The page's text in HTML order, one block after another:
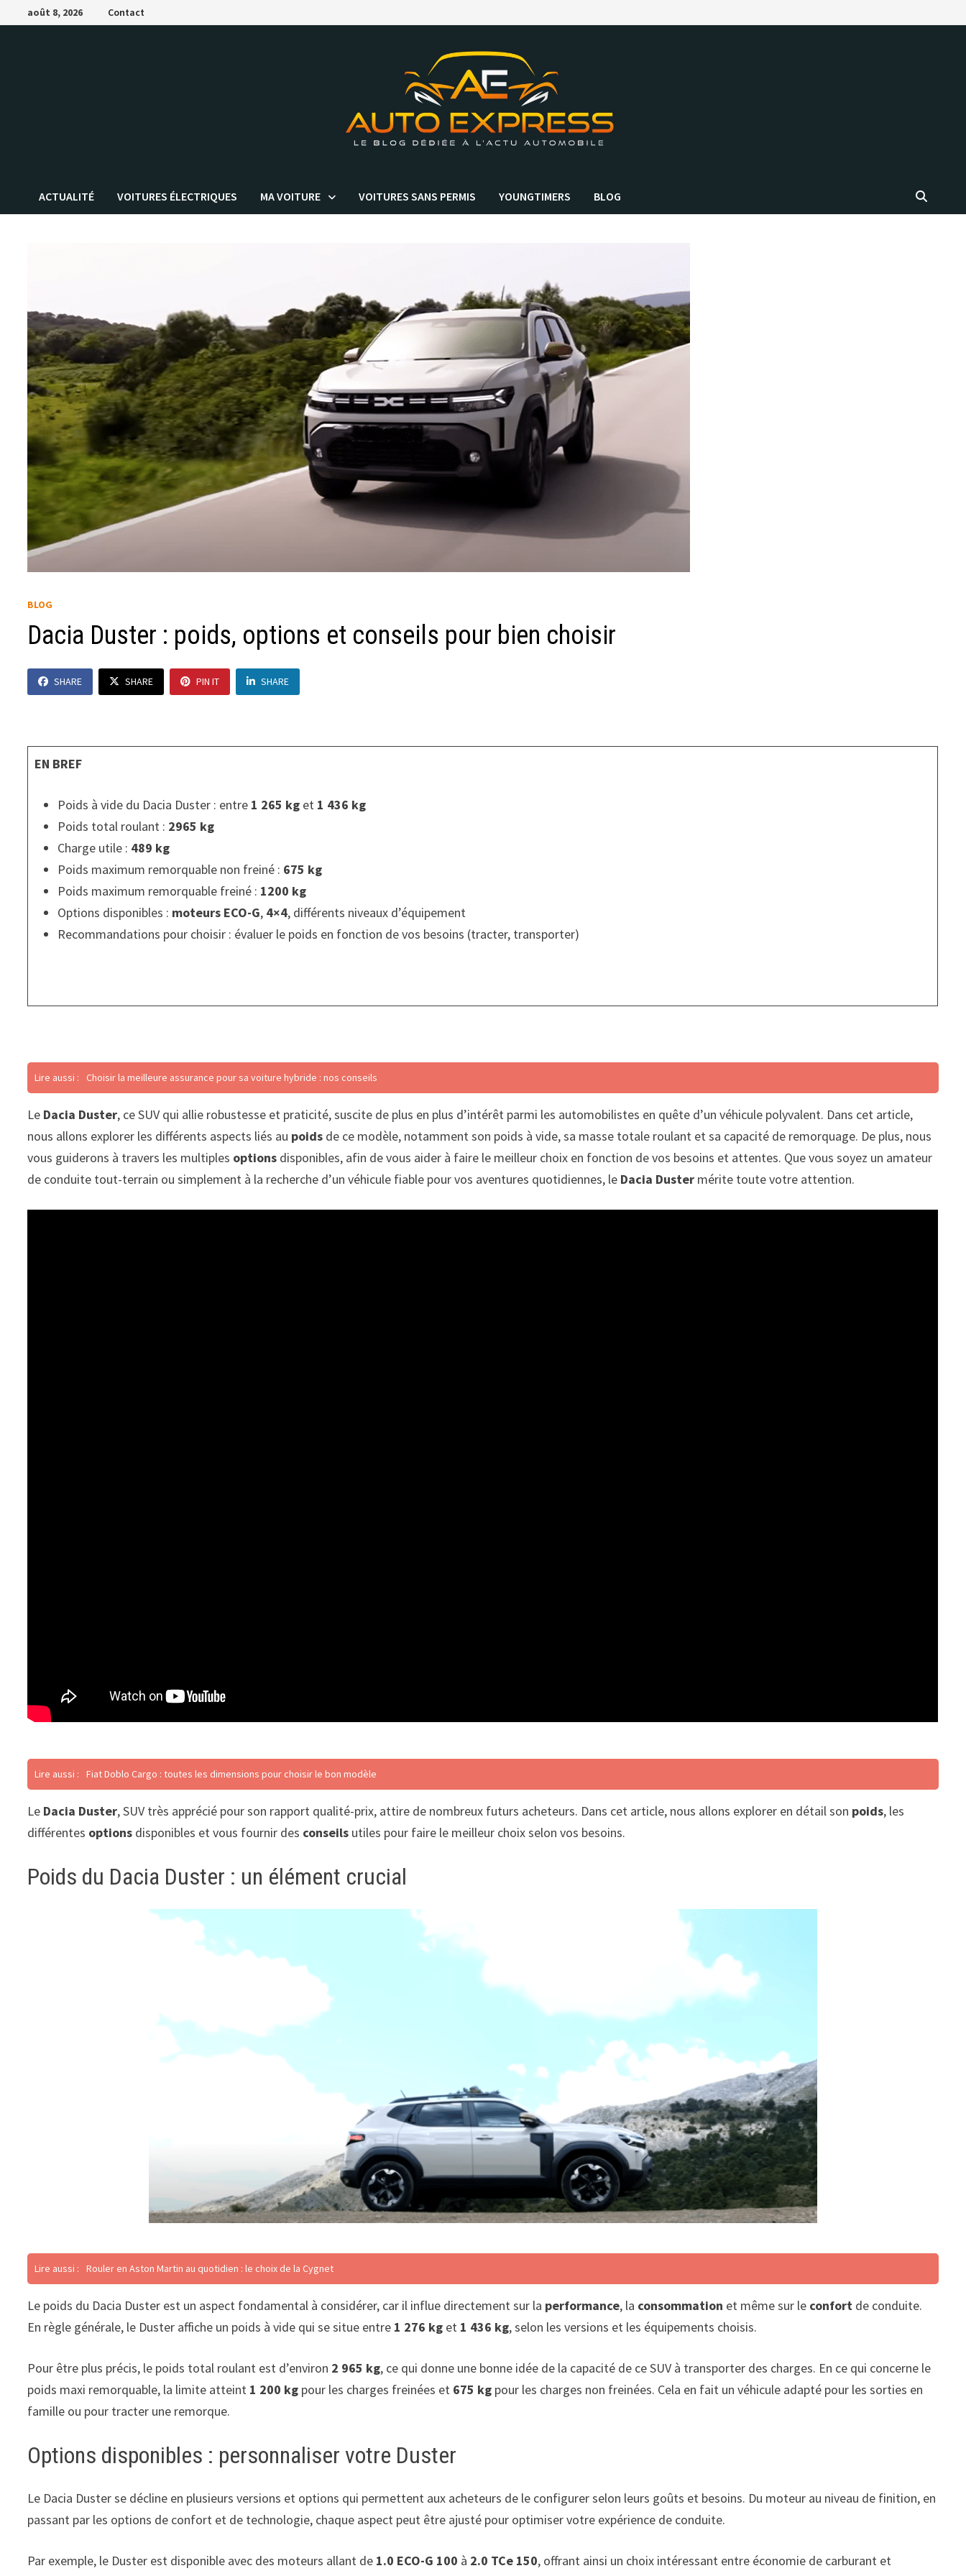
Passer
au
août 8, 2026 Contact
ACTUALITÉ VOITURES ÉLECTRIQUES MA VOITURE VOITURES SANS PERMIS YOUNGTIMERS BLOG
BLOG
Dacia Duster : poids, options et conseils pour bien choisir
SHARE SHARE PIN IT SHARE
EN BREF
Poids à vide du Dacia Duster : entre 1 265 kg et 1 436 kg
Poids total roulant : 2965 kg
Charge utile : 489 kg
Poids maximum remorquable non freiné : 675 kg
Poids maximum remorquable freiné : 1200 kg
Options disponibles : moteurs ECO-G, 4×4, différents niveaux d’équipement
Recommandations pour choisir : évaluer le poids en fonction de vos besoins (tracter, transporter)
Lire aussi : Choisir la meilleure assurance pour sa voiture hybride : nos conseils
Le Dacia Duster, ce SUV qui allie robustesse et praticité, suscite de plus en plus d’intérêt parmi les automobilistes en quête d’un véhicule polyvalent. Dans cet article,
nous allons explorer les différents aspects liés au poids de ce modèle, notamment son poids à vide, sa masse totale roulant et sa capacité de remorquage. De plus, nous
vous guiderons à travers les multiples options disponibles, afin de vous aider à faire le meilleur choix en fonction de vos besoins et attentes. Que vous soyez un amateur
de conduite tout-terrain ou simplement à la recherche d’un véhicule fiable pour vos aventures quotidiennes, le Dacia Duster mérite toute votre attention.
Lire aussi : Fiat Doblo Cargo : toutes les dimensions pour choisir le bon modèle
Le Dacia Duster, SUV très apprécié pour son rapport qualité-prix, attire de nombreux futurs acheteurs. Dans cet article, nous allons explorer en détail son poids, les
différentes options disponibles et vous fournir des conseils utiles pour faire le meilleur choix selon vos besoins.
Poids du Dacia Duster : un élément crucial
Lire aussi : Rouler en Aston Martin au quotidien : le choix de la Cygnet
Le poids du Dacia Duster est un aspect fondamental à considérer, car il influe directement sur la performance, la consommation et même sur le confort de conduite.
En règle générale, le Duster affiche un poids à vide qui se situe entre 1 276 kg et 1 436 kg, selon les versions et les équipements choisis.
Pour être plus précis, le poids total roulant est d’environ 2 965 kg, ce qui donne une bonne idée de la capacité de ce SUV à transporter des charges. En ce qui concerne le
poids maxi remorquable, la limite atteint 1 200 kg pour les charges freinées et 675 kg pour les charges non freinées. Cela en fait un véhicule adapté pour les sorties en
famille ou pour tracter une remorque.
Options disponibles : personnaliser votre Duster
Le Dacia Duster se décline en plusieurs versions et options qui permettent aux acheteurs de le configurer selon leurs goûts et besoins. Du moteur au niveau de finition, en
passant par les options de confort et de technologie, chaque aspect peut être ajusté pour optimiser votre expérience de conduite.
Par exemple, le Duster est disponible avec des moteurs allant de 1.0 ECO-G 100 à 2.0 TCe 150, offrant ainsi un choix intéressant entre économie de carburant et